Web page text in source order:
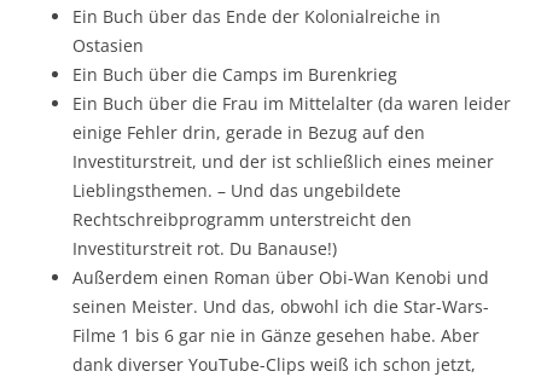
Ein Buch über das Ende der Kolonialreiche in
Ostasien
Ein Buch über die Camps im Burenkrieg
Ein Buch über die Frau im Mittelalter (da waren leider
einige Fehler drin, gerade in Bezug auf den
Investiturstreit, und der ist schließlich eines meiner
Lieblingsthemen. – Und das ungebildete
Rechtschreibprogramm unterstreicht den
Investiturstreit rot. Du Banause!)
Außerdem einen Roman über Obi-Wan Kenobi und
seinen Meister. Und das, obwohl ich die Star-Wars-
Filme 1 bis 6 gar nie in Gänze gesehen habe. Aber
dank diverser YouTube-Clips weiß ich schon jetzt,